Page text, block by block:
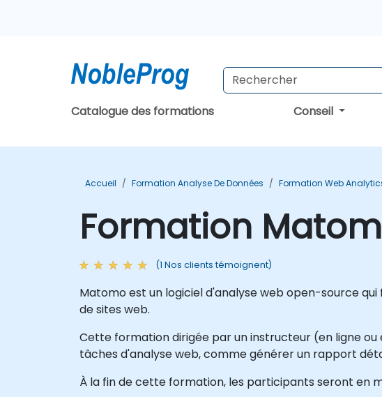
Catalogue des formations Conseil
Accueil Formation Analyse De Données Formation Web
Formation
(1 Nos clients témoignent)
Matomo est un logiciel d'analyse web open-source
de sites web.
Cette formation dirigée par un instructeur (en ligne
tâches d'analyse web, comme générer un rapport
À la fin de cette formation, les participants seront en